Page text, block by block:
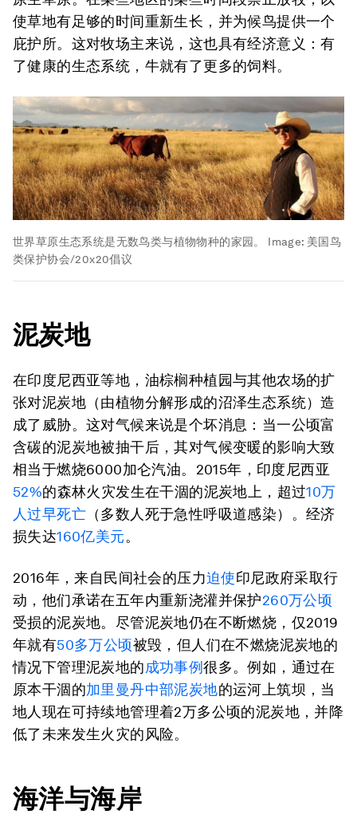
使草地有足够的时间重新生长，并为候鸟提供一个
庇护所。这对牧场主来说，这也具有经济意义：有
了健康的生态系统，牛就有了更多的饲料。
世界草原生态系统是无数鸟类与植物物种的家园。 Image: 美国鸟
类保护协会/20x20倡议
泥炭地
在印度尼西亚等地，油棕榈种植园与其他农场的扩
张对泥炭地（由植物分解形成的沼泽生态系统）造
成了威胁。这对气候来说是个坏消息：当一公顷富
含碳的泥炭地被抽干后，其对气候变暖的影响大致
相当于燃烧6000加仑汽油。2015年，印度尼西亚
52%的森林火灾发生在干涸的泥炭地上，超过10万
人过早死亡 （多数人死于急性呼吸道感染）。经济
损失达160亿美元。
2016年，来自民间社会的压力迫使印尼政府采取行
动，他们承诺在五年内重新浇灌并保护260万公顷
受损的泥炭地。尽管泥炭地仍在不断燃烧，仅2019
年就有50多万公顷被毁，但人们在不燃烧泥炭地的
情况下管理泥炭地的成功事例很多。例如，通过在
原本干涸的加里曼丹中部泥炭地的运河上筑坝，当
地人现在可持续地管理着2万多公顷的泥炭地，并降
低了未来发生火灾的风险。
海洋与海岸